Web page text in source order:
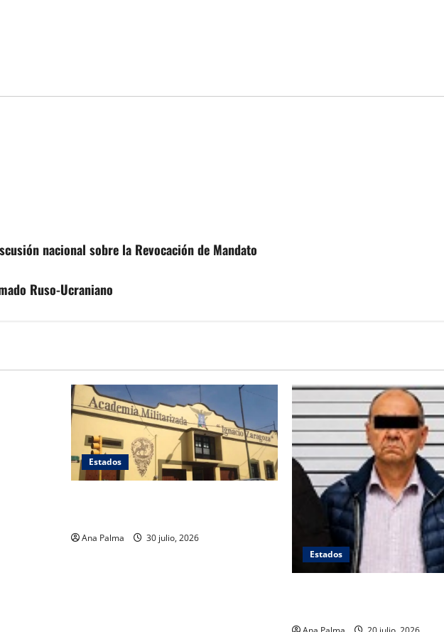
nacional sobre la Revocación de Mandato
Ruso-Ucraniano
Estados
Ana Palma
30 julio, 2026
Estados